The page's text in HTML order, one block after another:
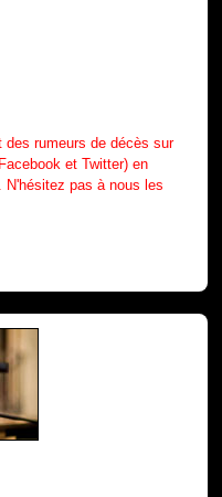
des rumeurs de décès sur
et Twitter) en
N'hésitez pas à nous les